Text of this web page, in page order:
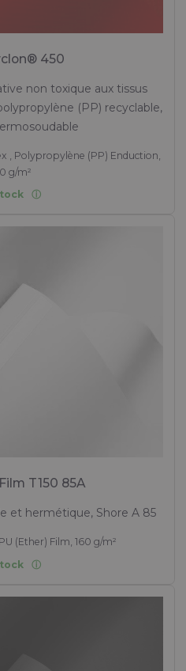
450
non toxique aux tissus
(PP) recyclable,
, Polypropylène (PP) Enduction,
g/m²
T150 85A
et hermétique, Shore A 85
(Ether) Film, 160 g/m²